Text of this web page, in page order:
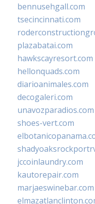
bennusehgall.com
tsecincinnati.com
plazabatai.com
hawkscayresort.com
hellonquads.com
diarioanimales.com
decogaleri.com
unavozparadios.com
shoes-vert.com
jccoinlaundry.com
kautorepair.com
marjaeswinebar.com